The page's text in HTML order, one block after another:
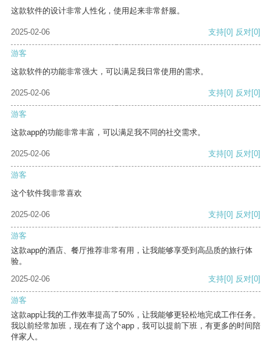
这款软件的设计非常人性化，使用起来非常舒服。
2025-02-06 支持[0] 反对[0]
游客
这款软件的功能非常强大，可以满足我日常使用的需求。
2025-02-06 支持[0] 反对[0]
游客
这款app的功能非常丰富，可以满足我不同的社交需求。
2025-02-06 支持[0] 反对[0]
游客
这个软件我非常喜欢
2025-02-06 支持[0] 反对[0]
游客
这款app的酒店、餐厅推荐非常有用，让我能够享受到高品质的旅行体
验。
2025-02-06
支持[0] 反对[0]
游客
这款app让我的工作效率提高了50%，让我能够更轻松地完成工作任务。
我以前经常加班，现在有了这个app，我可以提前下班，有更多的时间陪
伴家人。